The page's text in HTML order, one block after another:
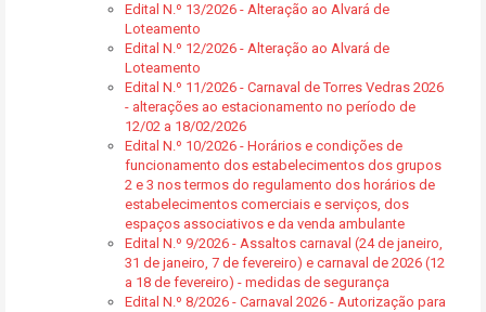
Edital N.º 13/2026 - Alteração ao Alvará de
Loteamento
Edital N.º 12/2026 - Alteração ao Alvará de
Loteamento
Edital N.º 11/2026 - Carnaval de Torres Vedras 2026
- alterações ao estacionamento no período de
12/02 a 18/02/2026
Edital N.º 10/2026 - Horários e condições de
funcionamento dos estabelecimentos dos grupos
2 e 3 nos termos do regulamento dos horários de
estabelecimentos comerciais e serviços, dos
espaços associativos e da venda ambulante
Edital N.º 9/2026 - Assaltos carnaval (24 de janeiro,
31 de janeiro, 7 de fevereiro) e carnaval de 2026 (12
a 18 de fevereiro) - medidas de segurança
Edital N.º 8/2026 - Carnaval 2026 - Autorização para